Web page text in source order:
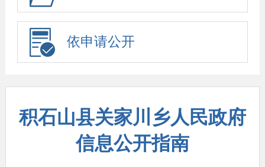
依申请公开
积石山县关家川乡人民政府
信息公开指南